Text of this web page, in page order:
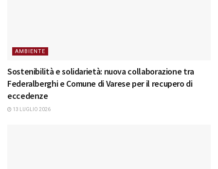
AMBIENTE
Sostenibilità e solidarietà: nuova collaborazione tra
Federalberghi e Comune di Varese per il recupero di
eccedenze
13 LUGLIO 2026